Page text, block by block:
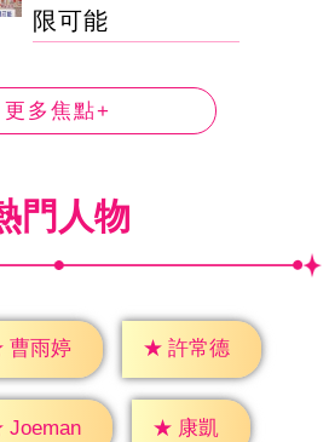
限可能
更多焦點+
門人物
曹雨婷 ★ 許常德
Joeman ★ 康凱